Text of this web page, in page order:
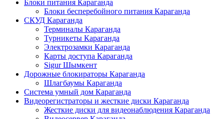
Блоки питания Караганда
Блоки бесперебойного питания Караганда
СКУД Караганда
Терминалы Караганда
Турникеты Караганда
Электрозамки Караганда
Карты доступа Караганда
Sigur Шымкент
Дорожные блокираторы Караганда
Шлагбаумы Караганда
Система умный дом Караганда
Видеорегистраторы и жесткие диски Караганда
Жесткие диски для видеонаблюдения Караганда